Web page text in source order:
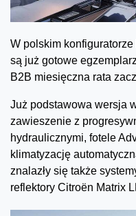
W polskim
są już gotowe
B2B miesięczna rata
Już podstawowa wersja
zawieszenie z
hydraulicznymi, fotele
klimatyzację
znalazły się także
reflektory Citroën Matrix